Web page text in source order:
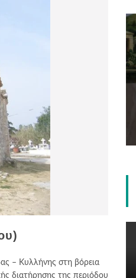
– Κυλλήνης στη βόρεια
διατήρησης της περιόδου